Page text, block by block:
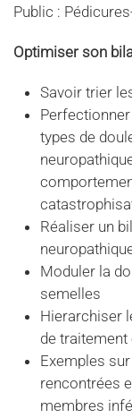
Public :
Optimiser son
Savoir trier
types de
Réaliser un
Moduler la
semelles
Hierarchiser
de traitement
Exemples
rencontrées
membres